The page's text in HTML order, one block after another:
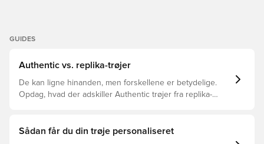
GUIDES
Authentic vs. replika-trøjer
De kan ligne hinanden, men forskellene er betydelige.
Opdag, hvad der adskiller Authentic trøjer fra replika-
Sådan får du din trøje personaliseret